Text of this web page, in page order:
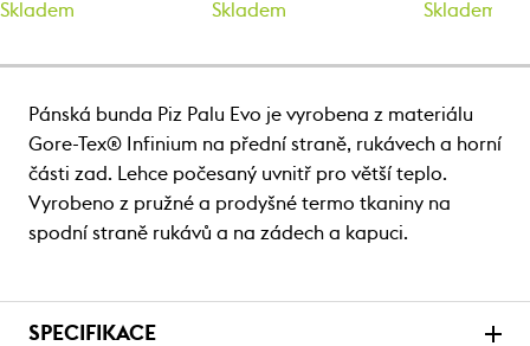
Skladem Skladem Skladem
Pánská bunda Piz Palu Evo je vyrobena z materiálu
Gore-Tex® Infinium na přední straně, rukávech a horní
části zad. Lehce počesaný uvnitř pro větší teplo.
Vyrobeno z pružné a prodyšné termo tkaniny na
spodní straně rukávů a na zádech a kapuci.
SPECIFIKACE